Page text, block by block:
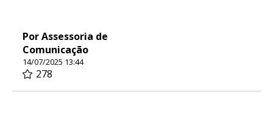
Por Assessoria de
Comunicação
14/07/2025 13:44
278